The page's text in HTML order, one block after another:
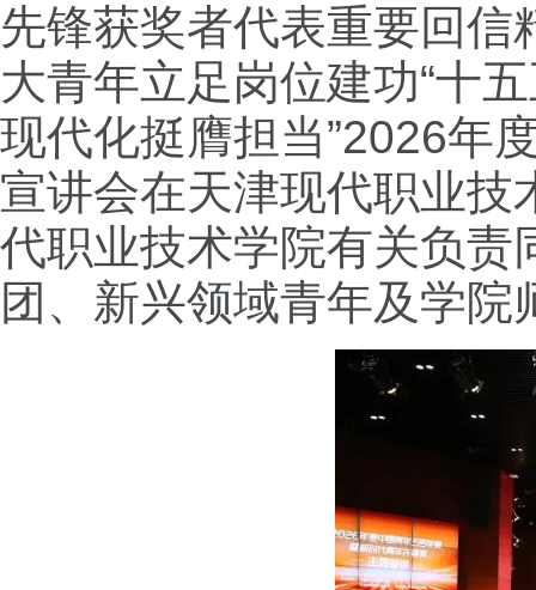
先锋获奖者代表重要回
大青年立足岗位建功“十
现代化挺膺担当”2026年
宣讲会在天津现代职业技
代职业技术学院有关负责
团、新兴领域青年及学